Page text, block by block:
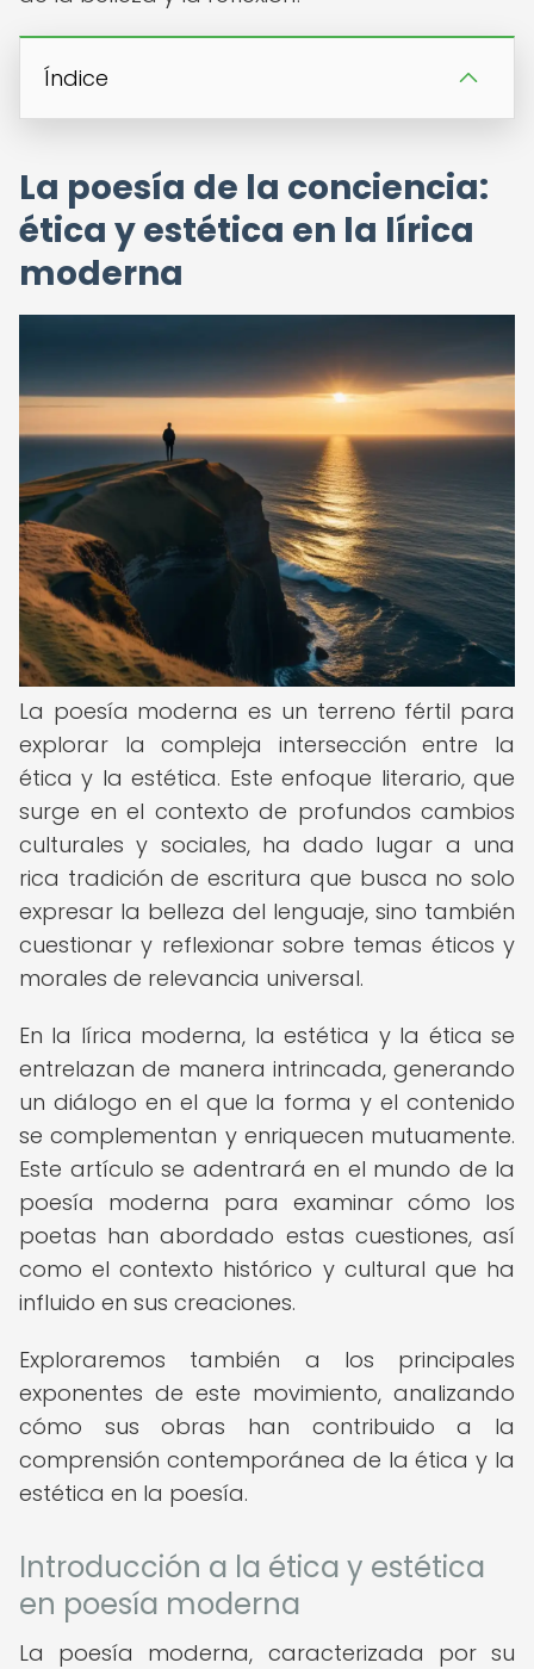
Índice
La poesía de la conciencia:
ética y estética en la lírica
moderna
La poesía moderna es un terreno fértil para
explorar la compleja intersección entre la
ética y la estética. Este enfoque literario, que
surge en el contexto de profundos cambios
culturales y sociales, ha dado lugar a una
rica tradición de escritura que busca no solo
expresar la belleza del lenguaje, sino también
cuestionar y reflexionar sobre temas éticos y
morales de relevancia universal.
En la lírica moderna, la estética y la ética se
entrelazan de manera intrincada, generando
un diálogo en el que la forma y el contenido
se complementan y enriquecen mutuamente.
Este artículo se adentrará en el mundo de la
poesía moderna para examinar cómo los
poetas han abordado estas cuestiones, así
como el contexto histórico y cultural que ha
influido en sus creaciones.
Exploraremos también a los principales
exponentes de este movimiento, analizando
cómo sus obras han contribuido a la
comprensión contemporánea de la ética y la
estética en la poesía.
Introducción a la ética y estética
en poesía moderna
La poesía moderna, caracterizada por su